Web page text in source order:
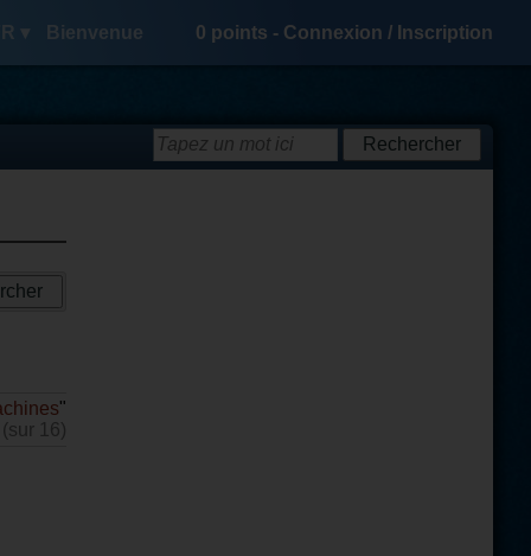
▾ Bienvenue 0 points - Connexion / Inscription
"
16)